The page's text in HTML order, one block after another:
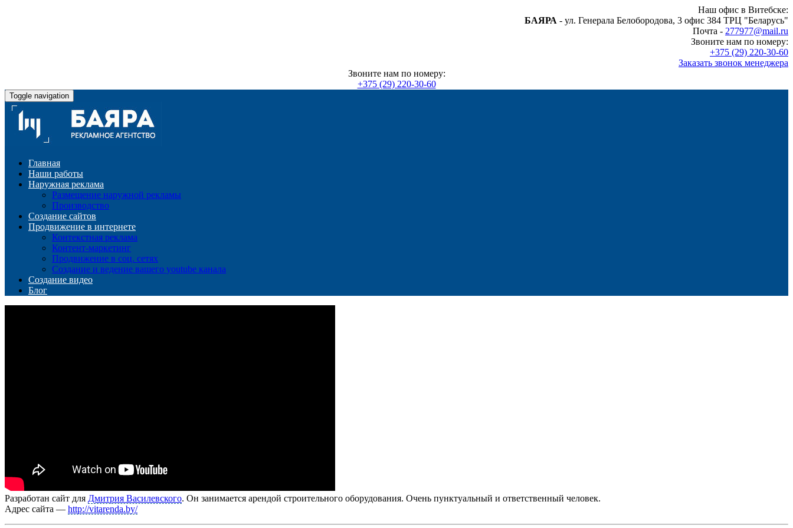
Наш офис в Витебске:
БАЯРА - ул. Генерала Белобородова, 3 офис 384 ТРЦ "Беларусь"
Почта - 277977@mail.ru
Звоните нам по номеру:
+375 (29) 220-30-60
Заказать звонок менеджера
Звоните нам по номеру:
+375 (29) 220-30-60
Toggle navigation
Главная
Наши работы
Наружная реклама
Размещение наружной рекламы
Производство
Создание сайтов
Продвижение в интернете
Контекстная реклама
Контент-маркетинг
Продвижение в соц. сетях
Создание и ведение вашего youtube канала
Создание видео
Блог
Разработан сайт для Дмитрия Василевского. Он занимается арендой строительного оборудования. Очень пунктуальный и ответственный человек.
Адрес сайта — http://vitarenda.by/